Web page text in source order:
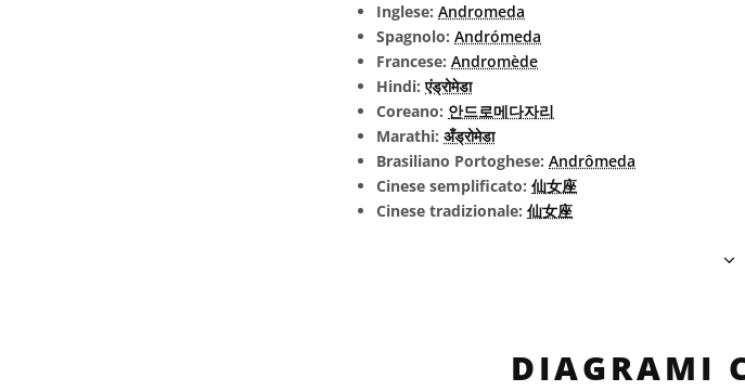
Inglese: Andromeda
Spagnolo: Andrómeda
Francese: Andromède
Hindi:एंड्रोमेडा
Coreano: 안드로메다자리
Marathi: अँड्रोमेडा
Brasiliano Portoghese: Andrômeda
Cinese semplificato: 仙女座
Cinese tradizionale: 仙女座
DIAGRAMI